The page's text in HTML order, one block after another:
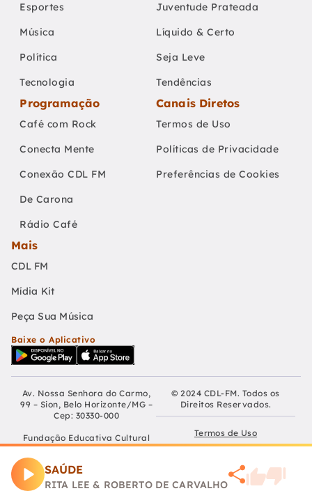
SAÚDE
RITA LEE & ROBERTO DE CARVALHO
Esportes
Música
Política
Tecnologia
Juventude Prateada
Líquido & Certo
Seja Leve
Tendências
Programação
Café com Rock
Conecta Mente
Conexão CDL FM
De Carona
Rádio Café
Canais Diretos
Termos de Uso
Políticas de Privacidade
Preferências de Cookies
Mais
CDL FM
Mídia Kit
Peça Sua Música
Baixe o Aplicativo
Av. Nossa Senhora do Carmo,
99 – Sion, Belo Horizonte/MG –
Cep: 30330-000
Fundação Educativa Cultural
Câmara De Dirigentes Lojistas
CNPJ: 04.210.060/0001-90
© 2024 CDL-FM. Todos os
Direitos Reservados.
Termos de Uso
Preferências de Cookies